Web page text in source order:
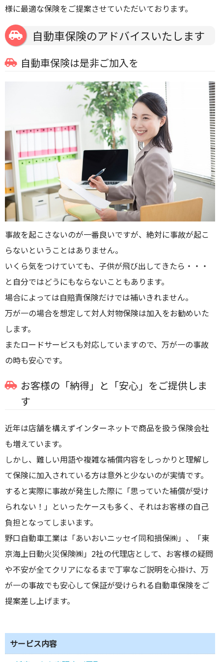
様に最適な保険をご提案させていただいております。
自動車保険のアドバイスいたします
自動車保険は是非ご加入を
事故を起こさないのが一番良いですが、絶対に事故が起こ
らないということはありません。
いくら気をつけていても、子供が飛び出してきたら・・・
と自分ではどうにもならないこともあります。
場合によっては自賠責保険だけでは補いきれません。
万が一の場合を想定して対人対物保険は加入をお勧めいた
します。
またロードサービスも対応していますので、万が一の事故
の時も安心です。
お客様の「納得」と「安心」をご提供しま
す
近年は店舗を構えずインターネットで商品を扱う保険会社
も増えています。
しかし、難しい用語や複雑な補償内容をしっかりと理解し
て保険に加入されている方は意外と少ないのが実情です。
すると実際に事故が発生した際に「思っていた補償が受け
られない！」といったケースも多く、それはお客様の自己
負担となってしまいます。
野口自動車工業は「あいおいニッセイ同和損保㈱」、「東
京海上日動火災保険㈱」2社の代理店として、お客様の疑問
や不安が全てクリアになるまで丁寧なご説明を心掛け、万
が一の事故でも安心して保証が受けられる自動車保険をご
提案差し上げます。
サービス内容